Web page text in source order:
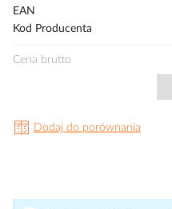
EAN
Kod Producenta
Cena brutto
Dodaj do porównania